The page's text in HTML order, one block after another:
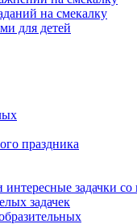
на смекалку
для детей
праздника
задачки со
задачек